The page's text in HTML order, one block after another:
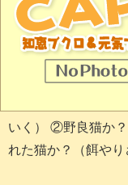
いく） ②野良猫か
れた猫か？（餌や